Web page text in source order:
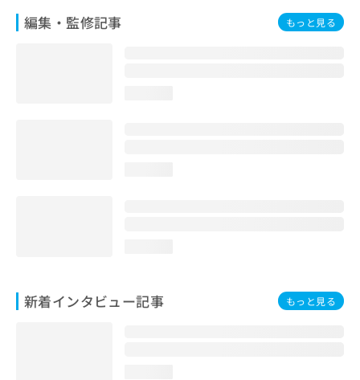
編集・監修記事 もっと見る
新着インタビュー記事 もっと見る